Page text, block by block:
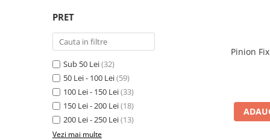
Accesorii butuci
Jante bicicleta
Fond de janta
Sei si tija sa bicicleta
Tija sa bicicleta
Coliere si cleme sa
PRET
Sub 50 Lei(32)
50 Lei - 100 Lei(59)
100 Lei - 150 Lei(33)
150 Lei - 200 Lei(18)
200 Lei - 250 Lei(13)
Vezi mai multe
Pinion